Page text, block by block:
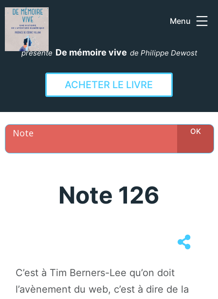
Aller
contenu
Menu
présente De mémoire vive de Philippe Dewost
ACHETER LE LIVRE
Note 126
C’est à Tim Berners-Lee qu’on doit
l’avènement du web, c’est à dire de la